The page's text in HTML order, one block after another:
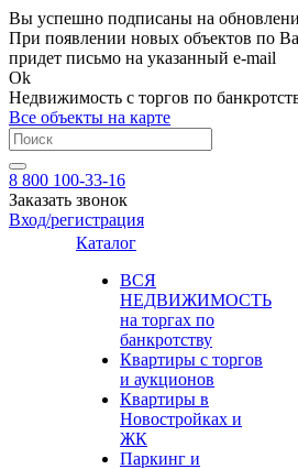
Вы успешно подписаны на
При появлении новых объектов по
придет письмо на указанный e-mail
Ok
Недвижимость с торгов по
Все объекты на карте
8 800 100-33-16
Заказать звонок
Вход/регистрация
Каталог
ВСЯ
НЕДВИЖИМОСТЬ
на торгах по
банкротству
Квартиры с торгов
и аукционов
Квартиры в
Новостройках и
ЖК
Паркинг и